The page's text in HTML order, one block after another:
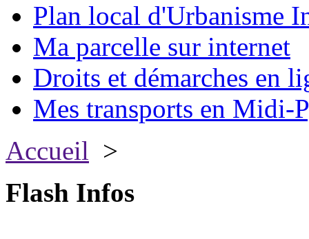
Plan local d'Urbanisme
Ma parcelle sur internet
Droits et démarches en
Mes transports en Midi-
Accueil >
Flash Infos